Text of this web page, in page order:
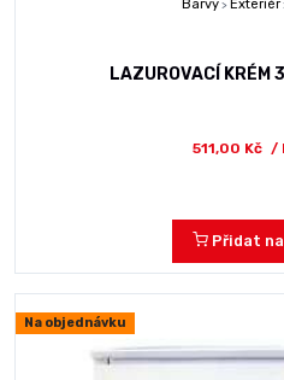
Barvy>Exteriér
LAZUROVACÍ
511,00 Kč /
Přidat
Na objednávku